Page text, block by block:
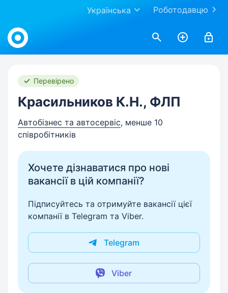
Роботодавцю
Українська
Work.ua
Перевірено
Красильников К.Н., ФЛП
Автобізнес та автосервіс, менше 10
співробітників
Хочете дізнаватися про нові
вакансії в цій компанії?
Підписуйтесь та отримуйте вакансії цієї
компанії в Telegram та Viber.
Telegram
Viber